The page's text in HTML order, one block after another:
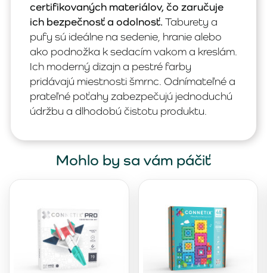
certifikovaných materiálov, čo zaručuje
ich bezpečnosť a odolnosť. Taburety a
pufy sú ideálne na sedenie, hranie alebo
ako podnožka k sedacím vakom a kreslám.
Ich moderný dizajn a pestré farby
pridávajú miestnosti šmrnc. Odnímateľné a
prateľné poťahy zabezpečujú jednoduchú
údržbu a dlhodobú čistotu produktu.
Mohlo by sa vám páčiť